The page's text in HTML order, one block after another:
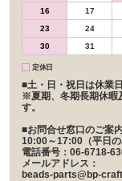
16
17
23
24
30
31
定休日
■土・日・祝日は休業
※夏期、冬期長期休暇
す。
■お問合せ窓口のご案
10:00～17:00（平日の
電話番号：06-6718-
メールアドレス：
beads-parts@bp-